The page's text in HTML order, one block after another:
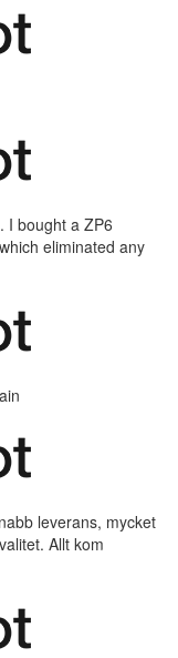
I bought a ZP6
eliminated any
leverans, mycket
Allt kom